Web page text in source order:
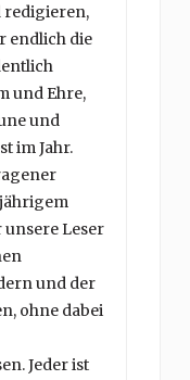
redigieren,
endlich die
und Ehre,
und
im Jahr.
Leser
und der
ohne dabei
Jeder ist